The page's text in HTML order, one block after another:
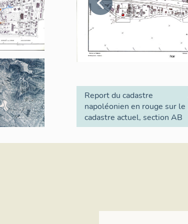
Report du cadastre
napoléonien en rouge sur le
cadastre actuel, section AB